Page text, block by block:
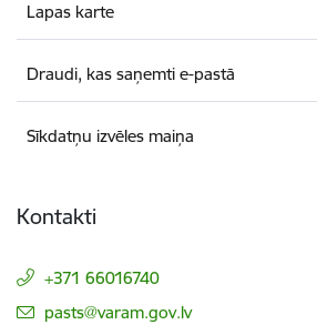
Lapas karte
Draudi, kas saņemti e-pastā
Sīkdatņu izvēles maiņa
Kontakti
+371 66016740
E-pasts:
pasts@varam.gov.lv